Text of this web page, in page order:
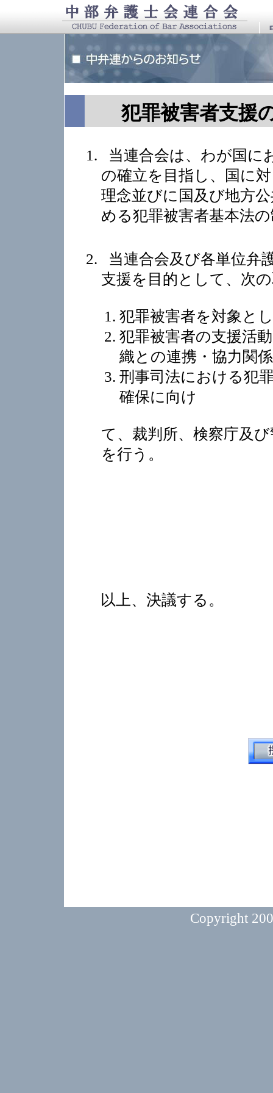
犯罪被害者支援
当連合会は、わが国に
の確立を目指し、国に
理念並びに国及び地方
める犯罪被害者基本法
当連合会及び各単位弁
支援を目的として、次
犯罪被害者を対象と
犯罪被害者の支援活
織との連携・協力関
刑事司法における犯
確保に向け
て、裁判所、検察庁及
を行う。
以上、決議する。
Copyright